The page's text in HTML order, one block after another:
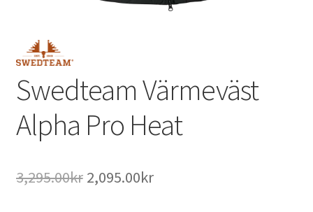
Swedteam Värmeväst
Alpha Pro Heat
3,295.00kr Det
2,095.00krDet